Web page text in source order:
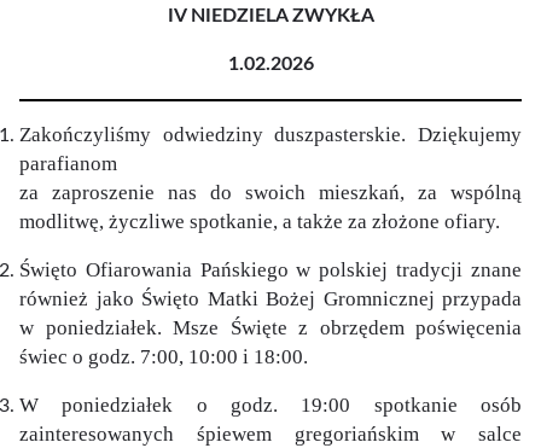
IV NIEDZIELA ZWYKŁA
1.02.2026
Zakończyliśmy odwiedziny duszpasterskie. Dziękujemy
parafianom
za zaproszenie nas do swoich mieszkań, za wspólną
modlitwę, życzliwe spotkanie, a także za złożone ofiary.
Święto Ofiarowania Pańskiego w polskiej tradycji znane
również jako Święto Matki Bożej Gromnicznej przypada
w poniedziałek. Msze Święte z obrzędem poświęcenia
świec o godz. 7:00, 10:00 i 18:00.
W poniedziałek o godz. 19:00 spotkanie osób
zainteresowanych śpiewem gregoriańskim w salce